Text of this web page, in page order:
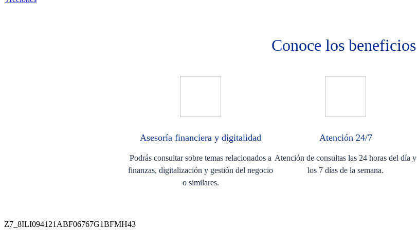
Conoce los beneficios
Asesoría financiera y digitalidad
Podrás consultar sobre temas relacionados a
finanzas, digitalización y gestión del negocio
o similares.
Atención 24/7
Atención de consultas las 24 horas del día y
los 7 días de la semana.
Z7_8ILI094121ABF06767G1BFMH43